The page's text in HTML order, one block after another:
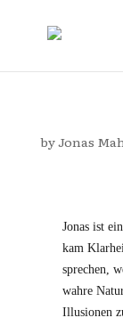
byJonas
Jonas ist
kam
sprechen,
wahre
Illusionen